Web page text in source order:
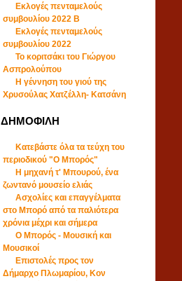
Εκλογές πενταμελούς
συμβουλίου 2022 B
Εκλογές πενταμελούς
συμβουλίου 2022
Το κοριτσάκι του Γιώργου
Ασπρολούπου
Η γέννηση του γιού της
Χρυσούλας Χατζέλλη- Κατσάνη
ΔΗΜΟΦΙΛΗ
Κατεβάστε όλα τα τεύχη του
περιοδικού "Ο Μπορός"
Η μηχανή τ' Μπουρού, ένα
ζωντανό μουσείο ελιάς
Ασχολίες και επαγγέλματα
στο Μπορό από τα παλιότερα
χρόνια μέχρι και σήμερα
Ο Μπορός - Μουσική και
Μουσικοί
Επιστολές προς τον
Δήμαρχο Πλωμαρίου, Κον